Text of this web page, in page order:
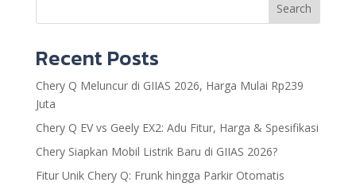
Search
Recent Posts
Chery Q Meluncur di GIIAS 2026, Harga Mulai Rp239
Juta
Chery Q EV vs Geely EX2: Adu Fitur, Harga & Spesifikasi
Chery Siapkan Mobil Listrik Baru di GIIAS 2026?
Fitur Unik Chery Q: Frunk hingga Parkir Otomatis